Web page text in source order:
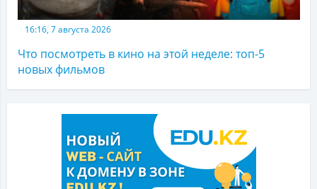
16:16, 7 августа 2026
Что посмотреть в кино на этой неделе: топ-5
новых фильмов